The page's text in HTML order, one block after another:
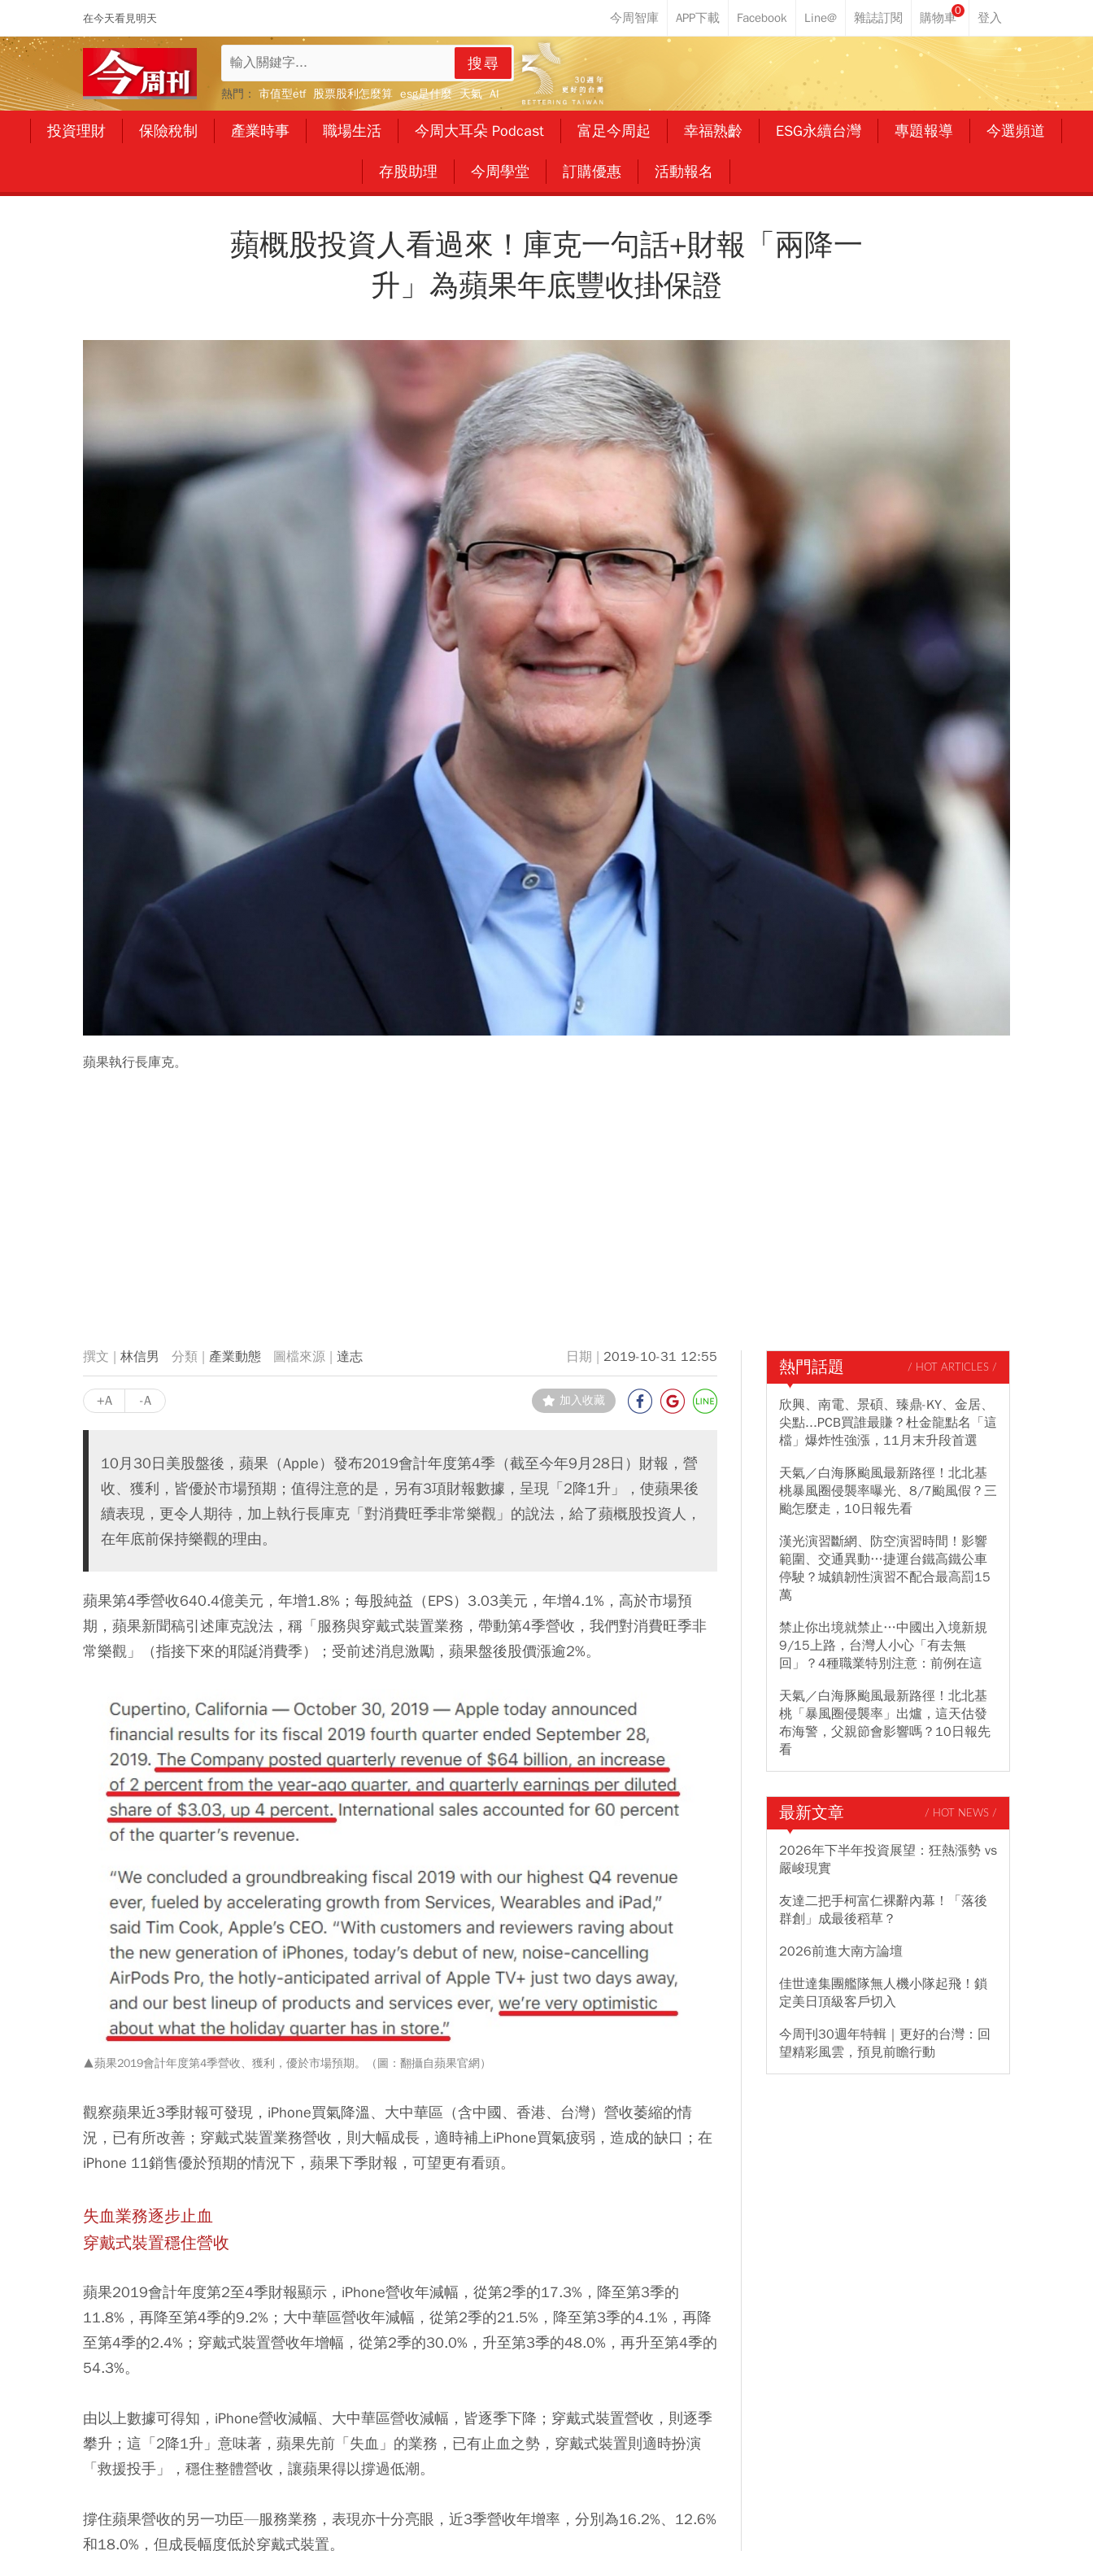
在今天看見明天
0
搜尋
熱門： 市值型etf 股票股利怎麼算 esg是什麼 天氣 AI
投資理財 保險稅制 產業時事 職場生活 今周大耳朵 Podcast 富足今周起 幸福熟齡 ESG永續台灣 專題報導 今選頻道
存股助理 今周學堂 訂購優惠 活動報名
蘋概股投資人看過來！庫克一句話+財報「兩降一
升」為蘋果年底豐收掛保證
蘋果執行長庫克。
林信男 產業動態 達志 2019-10-31 12:55
+A -A 加入收藏
10月30日美股盤後，蘋果（Apple）發布2019會計年度第4季（截至今年9月28日）財報，營
收、獲利，皆優於市場預期；值得注意的是，另有3項財報數據，呈現「2降1升」，使蘋果後
續表現，更令人期待，加上執行長庫克「對消費旺季非常樂觀」的說法，給了蘋概股投資人，
在年底前保持樂觀的理由。
蘋果第4季營收640.4億美元，年增1.8%；每股純益（EPS）3.03美元，年增4.1%，高於市場預
期，蘋果新聞稿引述庫克說法，稱 「服務與穿戴式裝置業務，帶動第4季營收，我們對消費旺季非
常樂觀」
（指接下來的耶誕消費季）；受前述消息激勵，蘋果盤後股價漲逾2%。
▲蘋果2019會計年度第4季營收、獲利，優於市場預期。（圖：翻攝自蘋果官網）
觀察蘋果近3季財報可發現，iPhone買氣降溫、大中華區（含中國、香港、台灣）營收萎縮的情
況，已有所改善；穿戴式裝置業務營收，則大幅成長，適時補上iPhone買氣疲弱，造成的缺口；在
iPhone 11銷售優於預期的情況下，蘋果下季財報，可望更有看頭。
失血業務逐步止血
穿戴式裝置穩住營收
蘋果2019會計年度第2至4季財報顯示，iPhone營收年減幅，從第2季的17.3%，降至第3季的
11.8%，再降至第4季的9.2%；大中華區營收年減幅，從第2季的21.5%，降至第3季的4.1%，再降
至第4季的2.4%；穿戴式裝置營收年增幅，從第2季的30.0%，升至第3季的48.0%，再升至第4季的
54.3%。
由以上數據可得知， iPhone營收減幅、大中華區營收減幅，皆逐季下降；穿戴式裝置營收，則逐季
攀升；這「2降1升」意味著，蘋果先前「失血」的業務，已有止血之勢 ，穿戴式裝置則適時扮演
「救援投手」，穩住整體營收，讓蘋果得以撐過低潮。
撐住蘋果營收的另一功臣—服務業務，表現亦十分亮眼，近3季營收年增率，分別為16.2%、12.6%
和18.0%，但成長幅度低於穿戴式裝置。
熱門話題 / HOT ARTICLES /
欣興、南電、景碩、臻鼎-KY、金居、
尖點...PCB買誰最賺？杜金龍點名「這
檔」爆炸性強漲，11月末升段首選
天氣／白海豚颱風最新路徑！北北基
桃暴風圈侵襲率曝光、8/7颱風假？三
颱怎麼走，10日報先看
漢光演習斷網、防空演習時間！影響
範圍、交通異動…捷運台鐵高鐵公車
停駛？城鎮韌性演習不配合最高罰15
萬
禁止你出境就禁止…中國出入境新規
9/15上路，台灣人小心「有去無
回」？4種職業特別注意：前例在這
天氣／白海豚颱風最新路徑！北北基
桃「暴風圈侵襲率」出爐，這天估發
布海警，父親節會影響嗎？10日報先
看
最新文章 / HOT NEWS /
2026年下半年投資展望：狂熱漲勢 vs
嚴峻現實
友達二把手柯富仁裸辭內幕！「落後
群創」成最後稻草？
2026前進大南方論壇
佳世達集團艦隊無人機小隊起飛！鎖
定美日頂級客戶切入
今周刊30週年特輯｜更好的台灣：回
望精彩風雲，預見前瞻行動